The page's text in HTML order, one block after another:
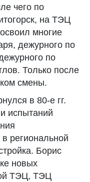
чего по
на ТЭЦ
многие
дежурного по
по
Только после
смены.
в 80-е гг.
испытаний
региональной
Борис
новых
ТЭЦ, ТЭЦ